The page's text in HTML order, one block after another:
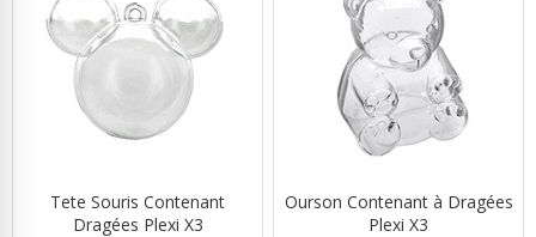
Tete Souris Contenant
Dragées Plexi X3
Ourson Contenant à Dragées
Plexi X3